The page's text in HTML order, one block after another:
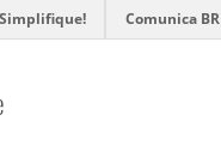
Simplifique! Comunica BR